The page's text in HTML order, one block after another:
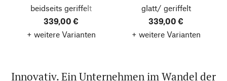
beidseits geriffelt
339,00 €
+ weitere Varianten
glatt/ geriffelt
339,00 €
+ weitere Varianten
Innovativ. Ein Unternehmen im Wandel der